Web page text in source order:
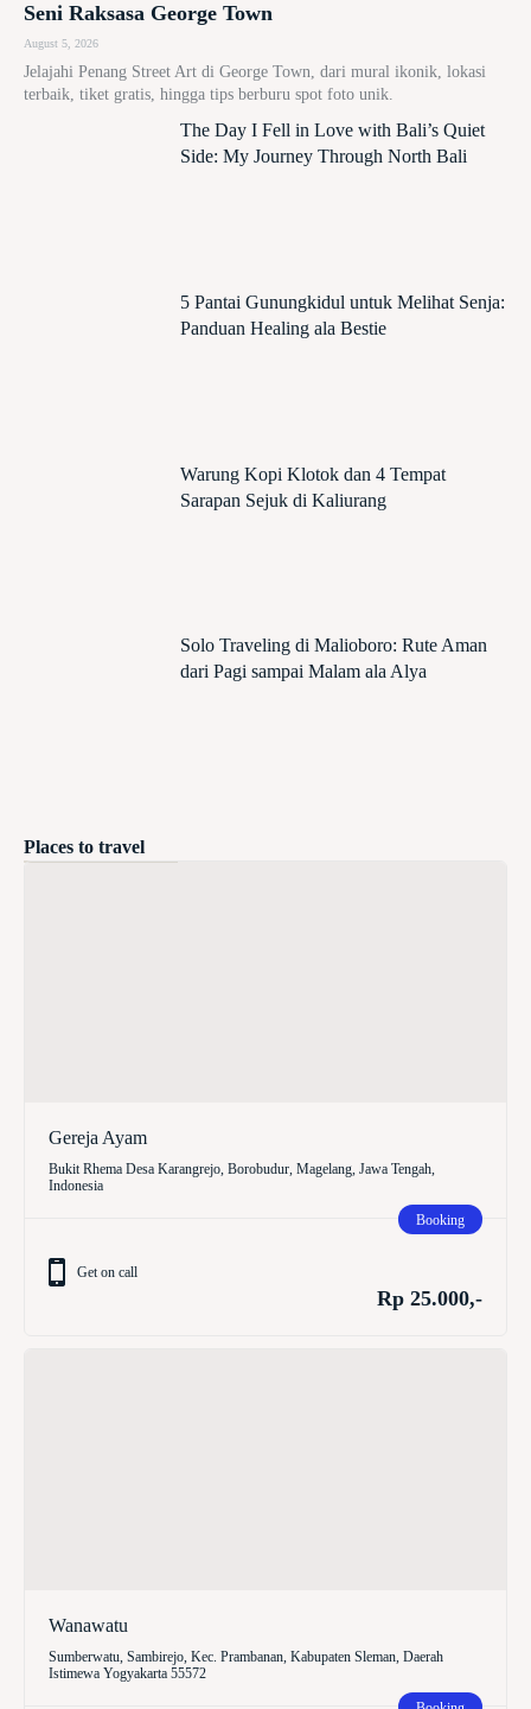
Seni Raksasa George Town
August 5, 2026
Jelajahi Penang Street Art di George Town, dari mural ikonik, lokasi
terbaik, tiket gratis, hingga tips berburu spot foto unik.
The Day I Fell in Love with Bali’s Quiet
Side: My Journey Through North Bali
5 Pantai Gunungkidul untuk Melihat Senja:
Panduan Healing ala Bestie
Warung Kopi Klotok dan 4 Tempat
Sarapan Sejuk di Kaliurang
Solo Traveling di Malioboro: Rute Aman
dari Pagi sampai Malam ala Alya
Places to travel
Gereja Ayam
Bukit Rhema Desa Karangrejo, Borobudur, Magelang, Jawa Tengah,
Indonesia
Booking
Get on call
Rp 25.000,-
Wanawatu
Sumberwatu, Sambirejo, Kec. Prambanan, Kabupaten Sleman, Daerah
Istimewa Yogyakarta 55572